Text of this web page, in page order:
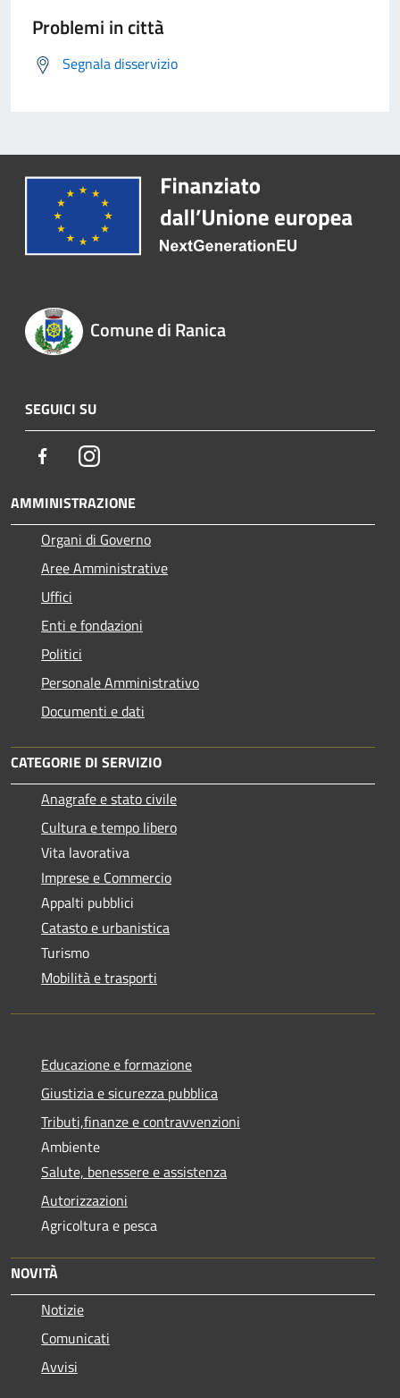
Problemi in città
Segnala disservizio
Comune di Ranica
SEGUICI SU
FacebookInstagram
AMMINISTRAZIONE
Organi di Governo
Aree Amministrative
Uffici
Enti e fondazioni
Politici
Personale Amministrativo
Documenti e dati
CATEGORIE DI SERVIZIO
Anagrafe e stato civile
Cultura e tempo libero
Vita lavorativa
Imprese e Commercio
Appalti pubblici
Catasto e urbanistica
Turismo
Mobilità e trasporti
Educazione e formazione
Giustizia e sicurezza pubblica
Tributi,finanze e contravvenzioni
Ambiente
Salute, benessere e assistenza
Autorizzazioni
Agricoltura e pesca
NOVITÀ
Notizie
Comunicati
Avvisi